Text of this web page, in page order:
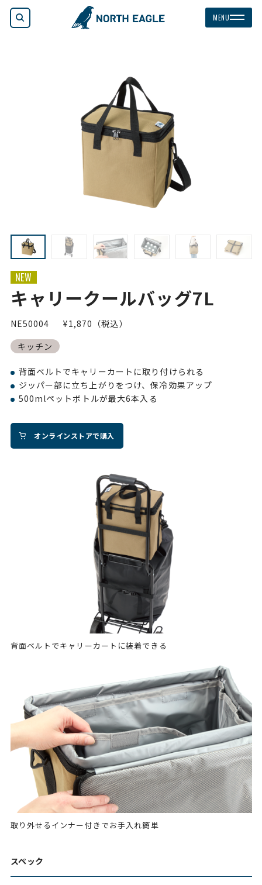
MENU検索
NEW
キャリークールバッグ7L
NE50004
¥1,870（税込）
キッチン
背面ベルトでキャリーカートに取り付けられる
ジッパー部に立ち上がりをつけ、保冷効果アップ
500mlペットボトルが最大6本入る
オンラインストアで購入
背面ベルトでキャリーカートに装着できる
取り外せるインナー付きでお手入れ簡単
スペック